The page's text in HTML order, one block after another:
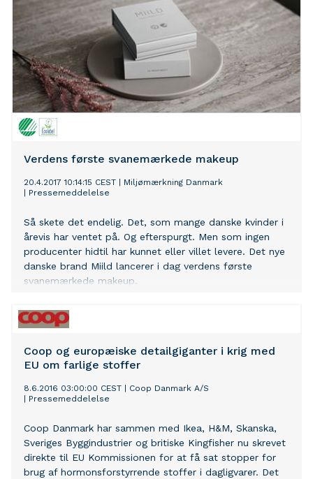
Verdens første svanemærkede makeup
20.4.2017 10:14:15 CEST
Miljømærkning Danmark
Pressemeddelelse
Så skete det endelig. Det, som mange danske kvinder i
årevis har ventet på. Og efterspurgt. Men som ingen
producenter hidtil har kunnet eller villet levere. Det nye
danske brand Miild lancerer i dag verdens første
svanemærkede makeup.
Coop og europæiske detailgiganter i krig med
EU om farlige stoffer
8.6.2016 03:00:00 CEST
Coop Danmark A/S
Pressemeddelelse
Coop Danmark har sammen med Ikea, H&M, Skanska,
Sveriges Byggindustrier og britiske Kingfisher nu skrevet
direkte til EU Kommissionen for at få sat stopper for
brug af hormonsforstyrrende stoffer i dagligvarer. Det